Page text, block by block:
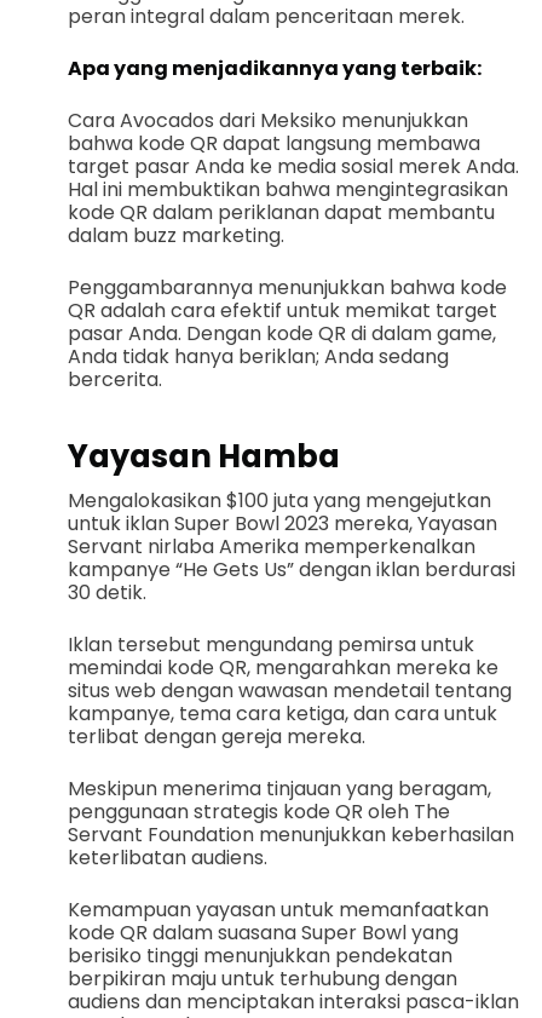
peran integral dalam penceritaan merek.
Apa yang menjadikannya yang terbaik:
Cara Avocados dari Meksiko menunjukkan
bahwa kode QR dapat langsung membawa
target pasar Anda ke media sosial merek Anda.
Hal ini membuktikan bahwa mengintegrasikan
kode QR dalam periklanan dapat membantu
dalam buzz marketing.
Penggambarannya menunjukkan bahwa kode
QR adalah cara efektif untuk memikat target
pasar Anda. Dengan kode QR di dalam game,
Anda tidak hanya beriklan; Anda sedang
bercerita.
Yayasan Hamba
Mengalokasikan $100 juta yang mengejutkan
untuk iklan Super Bowl 2023 mereka, Yayasan
Servant nirlaba Amerika memperkenalkan
kampanye “He Gets Us” dengan iklan berdurasi
30 detik.
Iklan tersebut mengundang pemirsa untuk
memindai kode QR, mengarahkan mereka ke
situs web dengan wawasan mendetail tentang
kampanye, tema cara ketiga, dan cara untuk
terlibat dengan gereja mereka.
Meskipun menerima tinjauan yang beragam,
penggunaan strategis kode QR oleh The
Servant Foundation menunjukkan keberhasilan
keterlibatan audiens.
Kemampuan yayasan untuk memanfaatkan
kode QR dalam suasana Super Bowl yang
berisiko tinggi menunjukkan pendekatan
berpikiran maju untuk terhubung dengan
audiens dan menciptakan interaksi pasca-iklan